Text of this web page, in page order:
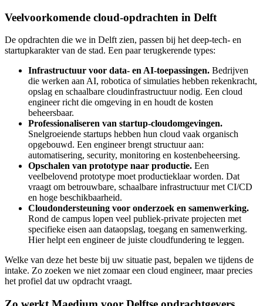
Veelvoorkomende cloud-opdrachten in Delft
De opdrachten die we in Delft zien, passen bij het deep-tech- en
startupkarakter van de stad. Een paar terugkerende types:
Infrastructuur voor data- en AI-toepassingen. Bedrijven
die werken aan AI, robotica of simulaties hebben rekenkracht,
opslag en schaalbare cloudinfrastructuur nodig. Een cloud
engineer richt die omgeving in en houdt de kosten
beheersbaar.
Professionaliseren van startup-cloudomgevingen.
Snelgroeiende startups hebben hun cloud vaak organisch
opgebouwd. Een engineer brengt structuur aan:
automatisering, security, monitoring en kostenbeheersing.
Opschalen van prototype naar productie. Een
veelbelovend prototype moet productieklaar worden. Dat
vraagt om betrouwbare, schaalbare infrastructuur met CI/CD
en hoge beschikbaarheid.
Cloudondersteuning voor onderzoek en samenwerking.
Rond de campus lopen veel publiek-private projecten met
specifieke eisen aan dataopslag, toegang en samenwerking.
Hier helpt een engineer de juiste cloudfundering te leggen.
Welke van deze het beste bij uw situatie past, bepalen we tijdens de
intake. Zo zoeken we niet zomaar een cloud engineer, maar precies
het profiel dat uw opdracht vraagt.